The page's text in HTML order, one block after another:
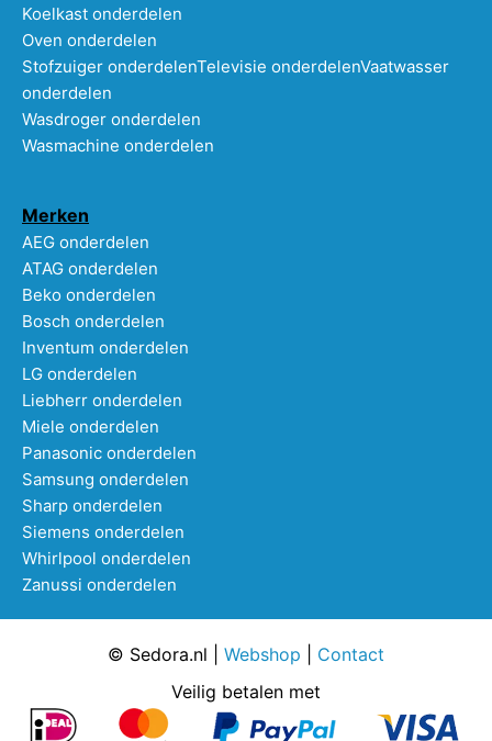
Koelkast onderdelen
Oven onderdelen
Stofzuiger onderdelenTelevisie onderdelenVaatwasser
onderdelen
Wasdroger onderdelen
Wasmachine onderdelen
Merken
AEG onderdelen
ATAG onderdelen
Beko onderdelen
Bosch onderdelen
Inventum onderdelen
LG onderdelen
Liebherr onderdelen
Miele onderdelen
Panasonic onderdelen
Samsung onderdelen
Sharp onderdelen
Siemens onderdelen
Whirlpool onderdelen
Zanussi onderdelen
© Sedora.nl | Webshop
Contact
Veilig betalen met